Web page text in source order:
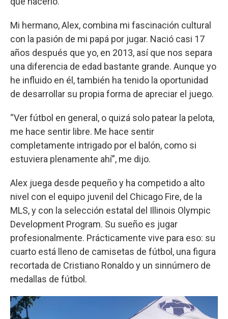
Mi hermano, Alex, combina mi fascinación cultural
con la pasión de mi papá por jugar. Nació casi 17
años después que yo, en 2013, así que nos separa
una diferencia de edad bastante grande. Aunque yo
he influido en él, también ha tenido la oportunidad
de desarrollar su propia forma de apreciar el juego.
“Ver fútbol en general, o quizá solo patear la pelota,
me hace sentir libre. Me hace sentir
completamente intrigado por el balón, como si
estuviera plenamente ahí”, me dijo.
Alex juega desde pequeño y ha competido a alto
nivel con el equipo juvenil del Chicago Fire, de la
MLS, y con la selección estatal del Illinois Olympic
Development Program. Su sueño es jugar
profesionalmente. Prácticamente vive para eso: su
cuarto está lleno de camisetas de fútbol, una figura
recortada de Cristiano Ronaldo y un sinnúmero de
medallas de fútbol.